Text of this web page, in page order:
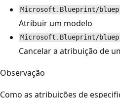
Microsoft.Blueprint/
Atribuir um modelo
Microsoft.Blueprint/
Cancelar a atribuição de
Observação
Como as atribuições de